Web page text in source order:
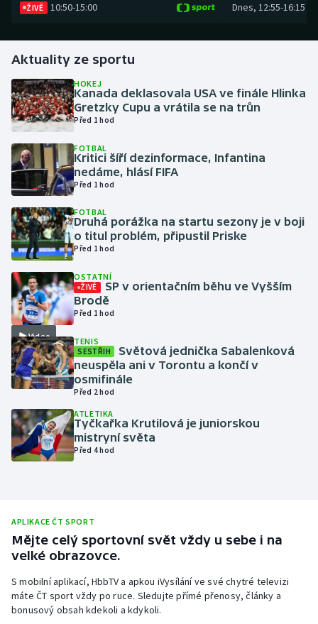
Futsal
Gymnastika
Házená
Jezdectví
Judo
Krasobruslení
Lezení
Lyže a snowboard
Moderní pětiboj
Motorsport
Olympijské hry
Parasport
Plavání
Ragby
Rychlobruslení
Rychlostní kanoistika
ŽIVĚ 10:50-15:00 Dnes, 12:55-16:15
Aktuality ze sportu
HOKEJ
Kanada deklasovala USA ve finále Hlinka
Gretzky Cupu a vrátila se na trůn
Před 1 hod
FOTBAL
Kritici šíří dezinformace, Infantina
nedáme, hlásí FIFA
Před 1 hod
FOTBAL
Druhá porážka na startu sezony je v boji
o titul problém, připustil Priske
Před 1 hod
Video
OSTATNÍ
ŽIVĚ
SP v orientačním běhu ve Vyšším
Brodě
Před 1 hod
TENIS
SESTŘIH
Světová jednička Sabalenková
neuspěla ani v Torontu a končí v
osmifinále
Před 2 hod
ATLETIKA
Tyčkařka Krutilová je juniorskou
mistryní světa
Před 4 hod
APLIKACE ČT SPORT
Mějte celý sportovní svět vždy u sebe i na
velké obrazovce.
S mobilní aplikací, HbbTV a apkou iVysílání ve své chytré televizi
máte ČT sport vždy po ruce. Sledujte přímé přenosy, články a
bonusový obsah kdekoli a kdykoli.